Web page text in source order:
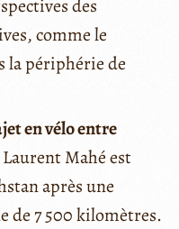
des
comme le
la périphérie de
en vélo entre
Mahé est
après une
de 7 500 kilomètres.